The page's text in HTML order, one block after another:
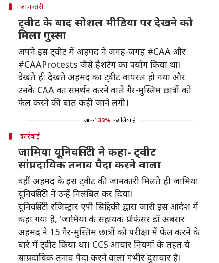
जानकारी
ट्वीट के बाद सोशल मीडिया पर देखने को
मिला गुस्सा
अपने इस ट्वीट में अहमद ने जगह-जगह #CAA और
#CAAProtests जैसे हैशटैग का प्रयोग किया था।
देखते ही देखते अहमद का ट्वीट वायरल हो गया और
उनके CAA का समर्थन करने वाले गैर-मुस्लिम छात्रों को
फेल करने की बात कही जाने लगी।
आपने 33% पढ़ लिया है
कार्रवाई
जामिया यूनिवर्सिटी ने कहा- ट्वीट
सांप्रदायिक तनाव पैदा करने वाला
वहीं अहमद के इस ट्वीट की जानकारी मिलते ही जामिया
यूनिवर्सिटी ने उन्हें निलंबित कर दिया।
यूनिवर्सिटी रजिस्ट्रार एपी सिद्दिकी द्वारा जारी इस आदेश में
कहा गया है, 'जामिया के सहायक प्रोफेसर डॉ अबरार
अहमद ने 15 गैर-मुस्लिम छात्रों को परीक्षा में फेल करने के
बारे में ट्वीट किया था। CCS आचार नियमों के तहत ये
सांप्रदायिक तनाव पैदा करने वाला गंभीर दुराचार है।